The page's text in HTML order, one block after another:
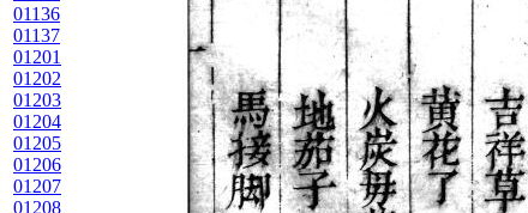
01136
01137
01201
01202
01203
01204
01205
01206
01207
01208